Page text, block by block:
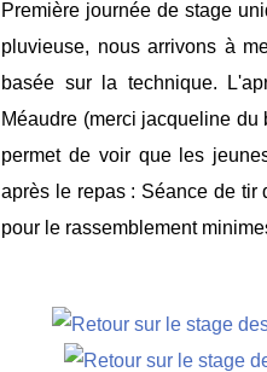
Première journée de stage
pluvieuse, nous arrivons à
basée sur la technique.
Méaudre (merci jacqueline
permet de voir que les
après le repas : Séance de tir
pour le rassemblement